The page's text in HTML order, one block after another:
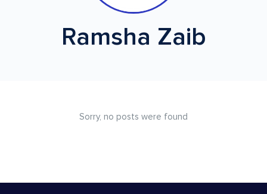
Ramsha Zaib
Sorry, no posts were found